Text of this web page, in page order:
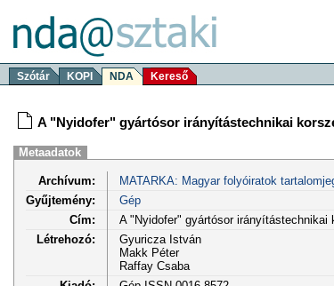
Szótár KOPI NDA Kereső
A "Nyidofer" gyártósor irányítástechnikai
Metaadatok
Archívum:
MATARKA: Magyar folyóiratok
Gyűjtemény:
Gép
Cím:
A "Nyidofer" gyártósor irányítástechnikai
Létrehozó:
Gyuricza István
Makk Péter
Raffay Csaba